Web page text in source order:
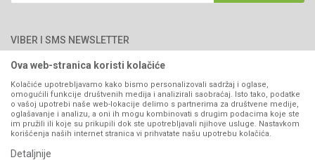
066/44-99-00
Kontakt
Isporuka
Pravo na odustajanje
Reklamacije
Povraćaj sredstava
Zamjena artikala
Plaćanje karticama
VIBER I SMS NEWSLETTER
PRATITE NAS
Ova web-stranica koristi kolačiće
Kolačiće upotrebljavamo kako bismo personalizovali sadržaj i oglase,
omogućili funkcije društvenih medija i analizirali saobraćaj. Isto tako, podatke
o vašoj upotrebi naše web-lokacije delimo s partnerima za društvene medije,
oglašavanje i analizu, a oni ih mogu kombinovati s drugim podacima koje ste
im pružili ili koje su prikupili dok ste upotrebljavali njihove usluge. Nastavkom
korišćenja naših internet stranica vi prihvatate našu upotrebu kolačića.
Detaljnije